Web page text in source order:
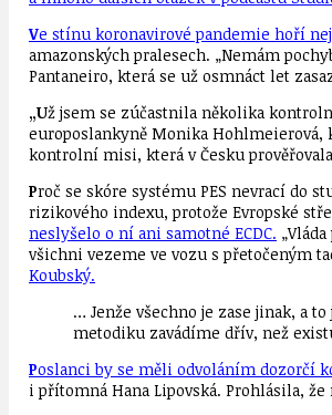
Ve stínu koronavirové pandemie hoří
amazonských pralesech. „Nemám
Pantaneiro, která se už osmnáct let
„Už jsem se zúčastnila několika
europoslankyně Monika Hohlmeierová,
kontrolní misi, která v Česku
Proč se skóre systému PES nevrací do
rizikového indexu, protože Evropské
neslyšelo o ní ani samotné ECDC.
všichni vezeme ve vozu s přetočeným
Koubský.
… Jenže všechno je zase jinak, a
metodiku zavádíme dřív, než
Poslanci by se měli odvoláním dozorčí
i přítomná Hana Lipovská. Prohlásila,